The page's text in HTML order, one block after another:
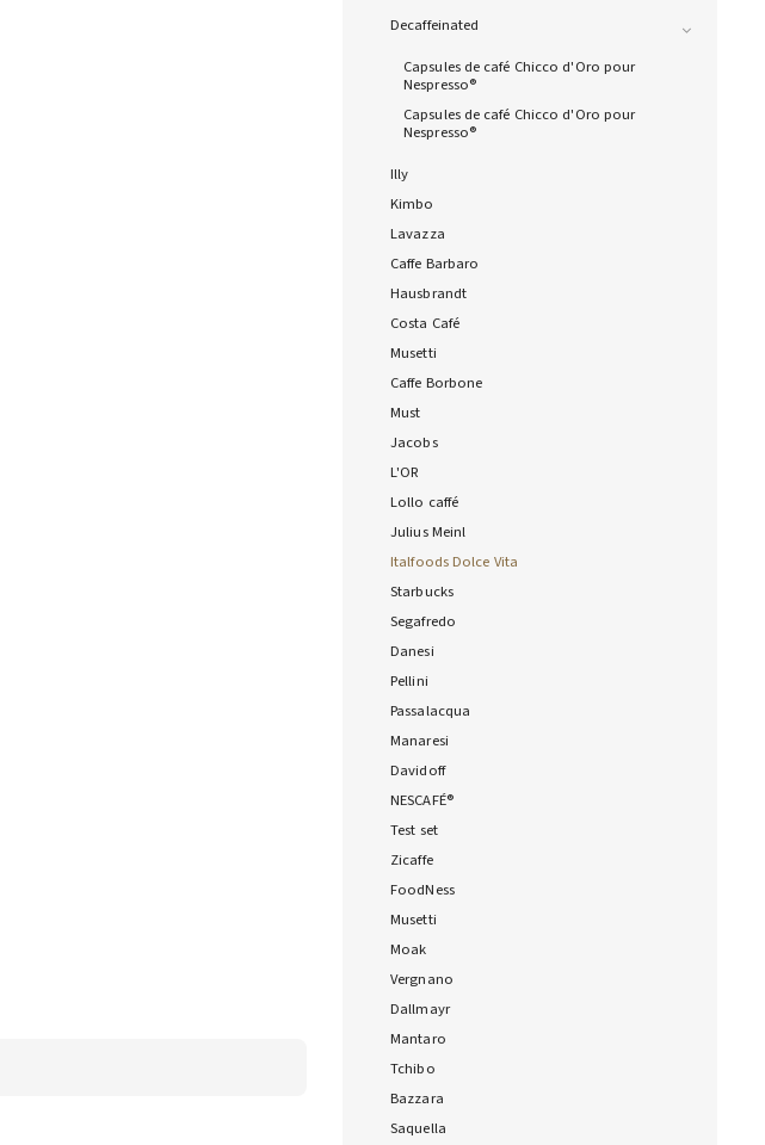
Decaffeinated
Capsules de café Chicco d'Oro pour
Nespresso®
Capsules de café Chicco d'Oro pour
Nespresso®
Illy
Kimbo
Lavazza
Caffe Barbaro
Hausbrandt
Costa Café
Musetti
Caffe Borbone
Must
Jacobs
L'OR
Lollo caffé
Julius Meinl
Italfoods Dolce Vita
Starbucks
Segafredo
Danesi
Pellini
Passalacqua
Manaresi
Davidoff
NESCAFÉ®
Test set
Zicaffe
FoodNess
Musetti
Moak
Vergnano
Dallmayr
Mantaro
Tchibo
Bazzara
Saquella